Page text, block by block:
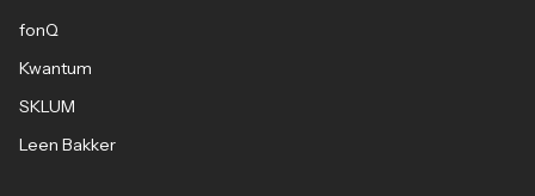
fonQ
Kwantum
SKLUM
Leen Bakker